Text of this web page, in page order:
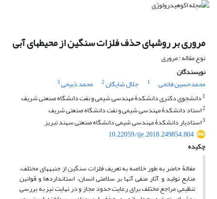
مروری بر روش‏های حذف فلزات سنگین از محیط‏های آبی
نوع مقاله : مروری
نویسندگان
محمدحسین فاتحی
1 جلال شایگان2 محمد ذبیحی3
1 دانشجوی دکتری دانشکدۀ مهندسی شیمی و نفت دانشگاه صنعتی شریف
2استاد دانشکدۀ مهندسی شیمی و نفت دانشگاه صنعتی شریف
3استادیار دانشکدۀ مهندسی شیمی دانشگاه صنعتی سهند تبریز
10.22059/ije.2018.249854.804
چکیده
‌مقالۀ حاضر به طور خلاصه به تعریف فلزات سنگین از جنبه‏های مختلف،
منابع تولید و آثار منفی آنها بر سلامتی انسان، استانداردها و قوانین
تنظیمی مراجع مختلف برای رعایت حدود مجاز و در نهایت نیز به بررسی